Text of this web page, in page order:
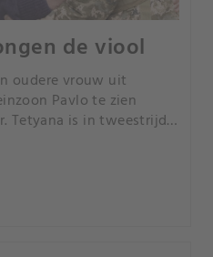
de viool
oudere vrouw uit
Pavlo te zien
Tetyana is in tweestrijd
te accepteren.